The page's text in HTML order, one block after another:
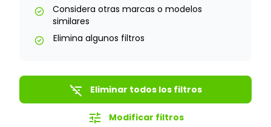
check_circle
Considera otras marcas o modelos
similares
check_circle Elimina algunos filtros
filter_list_off Eliminar todos los filtros
tune Modificar filtros